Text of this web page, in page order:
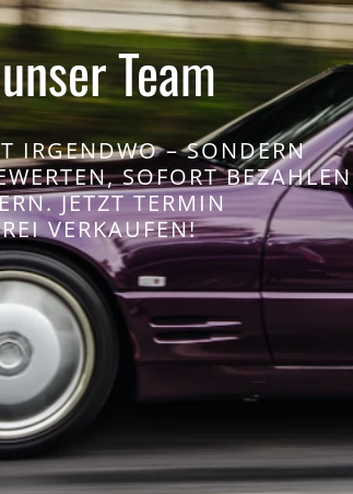
Team
IRGENDWO – SONDERN
SOFORT BEZAHLEN
JETZT TERMIN
VERKAUFEN!